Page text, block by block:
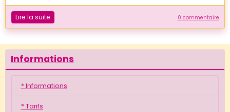
Lire la suite 0 commentaire
Informations
* Informations
* Tarifs